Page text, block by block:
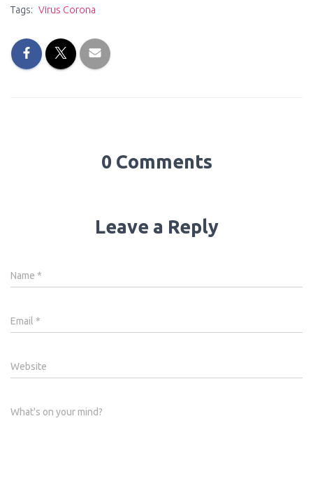
Tags: Virus Corona
0 Comments
Leave a Reply
Name *
Email *
Website
What's on your mind?